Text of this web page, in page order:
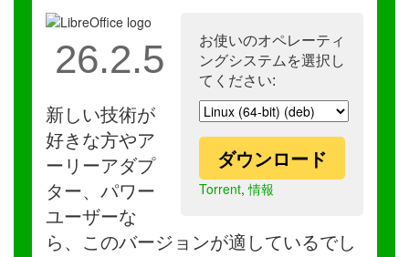
お使いのオペレーティ
ングシステムを選択し
てください:
ダウンロード
Torrent,情報
26.2.5
新しい技術が
好きな方やア
ーリーアダプ
ター、パワー
ユーザーな
ら、このバージョンが適しているでし